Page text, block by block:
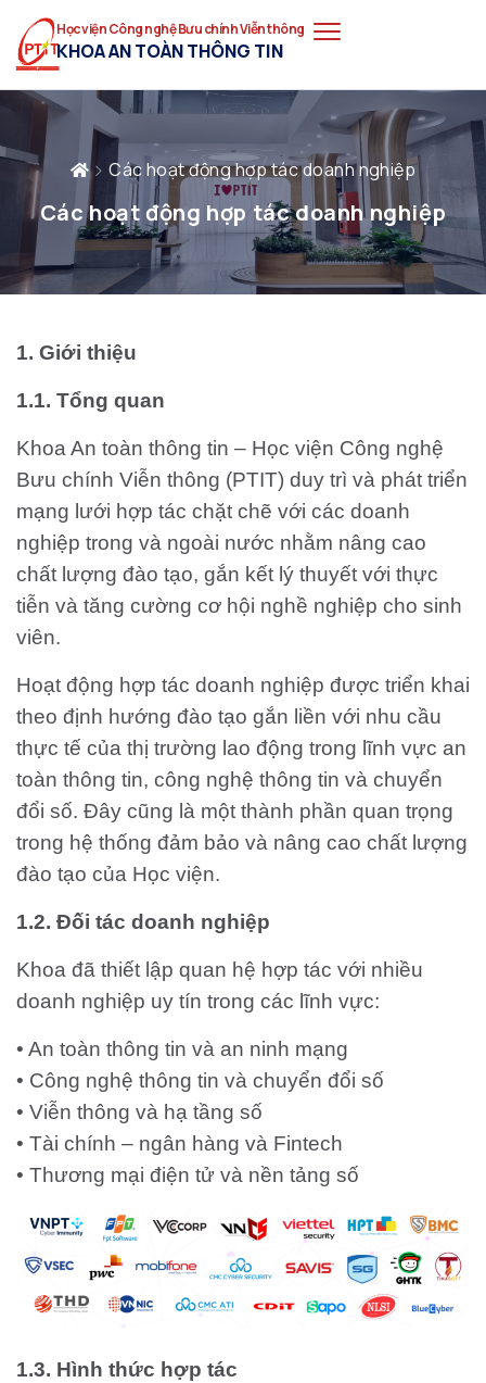
Học viện Công nghệ Bưu chính Viễn thông
KHOA AN TOÀN THÔNG TIN
Các hoạt động hợp tác doanh nghiệp
Các hoạt động hợp tác doanh nghiệp
1. Giới thiệu
1.1. Tổng quan
Khoa An toàn thông tin – Học viện Công nghệ
Bưu chính Viễn thông (PTIT) duy trì và phát triển
mạng lưới hợp tác chặt chẽ với các doanh
nghiệp trong và ngoài nước nhằm nâng cao
chất lượng đào tạo, gắn kết lý thuyết với thực
tiễn và tăng cường cơ hội nghề nghiệp cho sinh
viên.
Hoạt động hợp tác doanh nghiệp được triển khai
theo định hướng đào tạo gắn liền với nhu cầu
thực tế của thị trường lao động trong lĩnh vực an
toàn thông tin, công nghệ thông tin và chuyển
đổi số. Đây cũng là một thành phần quan trọng
trong hệ thống đảm bảo và nâng cao chất lượng
đào tạo của Học viện.
1.2. Đối tác doanh nghiệp
Khoa đã thiết lập quan hệ hợp tác với nhiều
doanh nghiệp uy tín trong các lĩnh vực:
• An toàn thông tin và an ninh mạng
• Công nghệ thông tin và chuyển đổi số
• Viễn thông và hạ tầng số
• Tài chính – ngân hàng và Fintech
• Thương mại điện tử và nền tảng số
1.3. Hình thức hợp tác